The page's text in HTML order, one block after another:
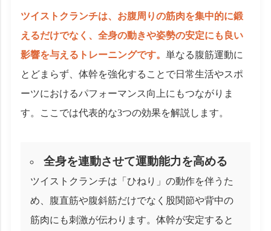
ツイストクランチは、お腹周りの筋肉を集中的に鍛
えるだけでなく、全身の動きや姿勢の安定にも良い
影響を与えるトレーニングです。単なる腹筋運動に
とどまらず、体幹を強化することで日常生活やスポ
ーツにおけるパフォーマンス向上にもつながりま
す。ここでは代表的な3つの効果を解説します。
全身を連動させて運動能力を高める
ツイストクランチは「ひねり」の動作を伴うた
め、腹直筋や腹斜筋だけでなく股関節や背中の
筋肉にも刺激が伝わります。体幹が安定すると